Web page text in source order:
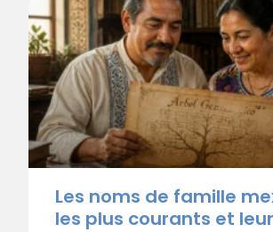
Les noms de famille
les plus courants et